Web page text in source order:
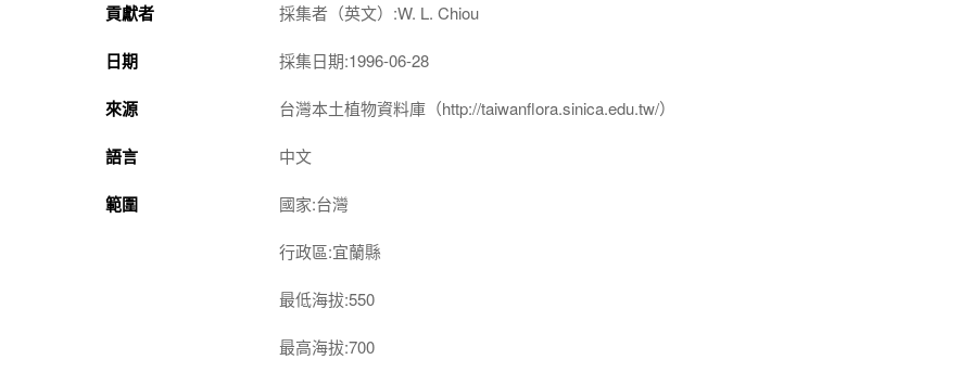
貢獻者 採集者（英文）:W. L. Chiou
日期 採集日期:1996-06-28
來源 台灣本土植物資料庫（http://taiwanflora.sinica.edu.tw/）
語言 中文
範圍 國家:台灣
行政區:宜蘭縣
最低海拔:550
最高海拔:700